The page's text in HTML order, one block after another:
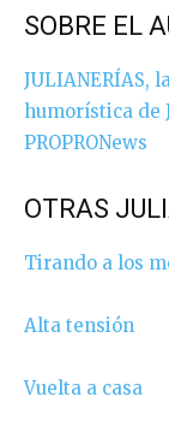
SOBRE EL
JULIANERÍAS,
humorística de
PROPRONews
OTRAS
Tirando a los
Alta tensión
Vuelta a casa